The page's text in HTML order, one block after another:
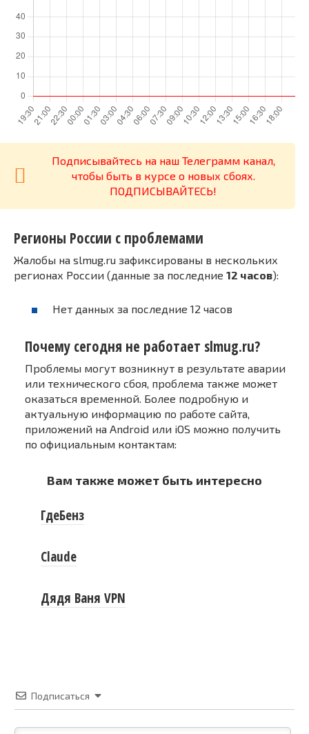
Подписывайтесь на наш Телеграмм канал,
чтобы быть в курсе о новых сбоях.
ПОДПИСЫВАЙТЕСЬ!
Регионы России с проблемами
Жалобы на slmug.ru зафиксированы в нескольких
регионах России (данные за последние 12 часов):
Нет данных за последние 12 часов
Почему сегодня не работает slmug.ru?
Проблемы могут возникнут в результате аварии
или технического сбоя, проблема также может
оказаться временной. Более подробную и
актуальную информацию по работе сайта,
приложений на Android или iOS можно получить
по официальным контактам:
Вам также может быть интересно
ГдеБенз
Claude
Дядя Ваня VPN
Подписаться